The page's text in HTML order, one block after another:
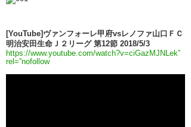
[YouTube]ヴァンフォーレ甲府vsレノファ山口ＦＣ
明治安田生命Ｊ２リーグ 第12節 2018/5/3
https://www.youtube.com/watch?v=ciGazMJNLek”
rel=”nofollow